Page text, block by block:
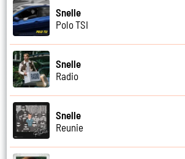
Snelle
Polo TSI
Snelle
Radio
Snelle
Reunie